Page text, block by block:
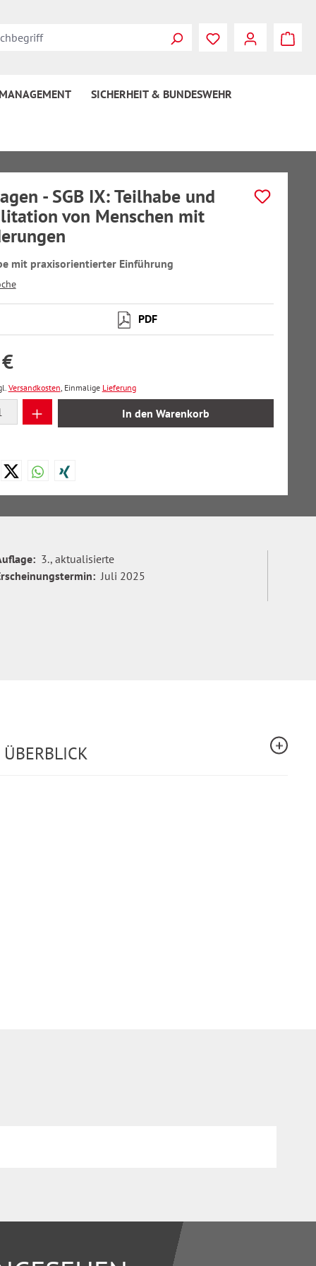
SICHERHEIT & BUNDESWEHR
- SGB IX: Teilhabe und
von Menschen mit
mit praxisorientierter Einführung
PDF
Versandkosten, Einmalige Lieferung
Anzahl: Gib den gewünschten Wert ein
In den Warenkorb
3., aktualisierte
Juli 2025